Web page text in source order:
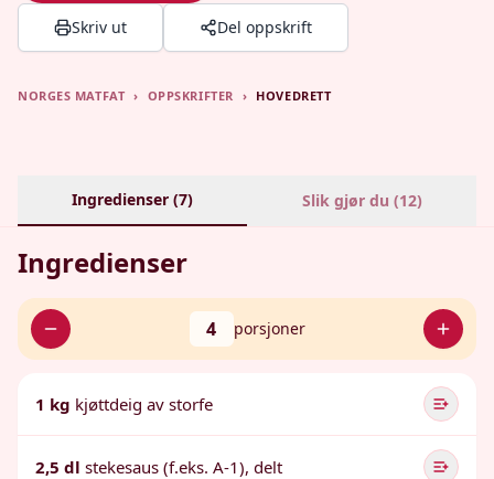
Skriv ut Del oppskrift
NORGES MATFAT › OPPSKRIFTER › HOVEDRETT
Ingredienser (7) Slik gjør du (12)
Ingredienser
4 porsjoner
1 kg kjøttdeig av storfe
2,5 dl stekesaus (f.eks. A-1), delt